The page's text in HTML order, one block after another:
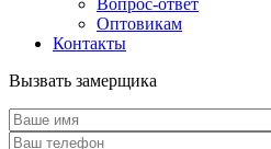
Вопрос-ответ
Оптовикам
Контакты
Вызвать замерщика